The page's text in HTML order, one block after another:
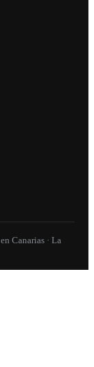
Canarias · La